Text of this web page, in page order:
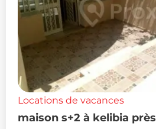
Locations de vacances
maison s+2 à kelibia